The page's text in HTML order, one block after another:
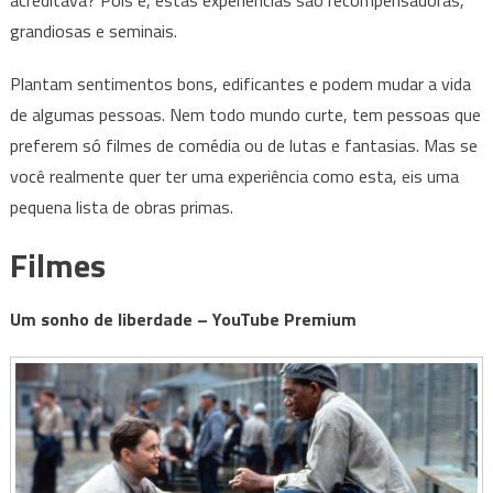
sua
vida
grandiosas e seminais.
Plantam sentimentos bons, edificantes e podem mudar a vida
de algumas pessoas. Nem todo mundo curte, tem pessoas que
preferem só filmes de comédia ou de lutas e fantasias. Mas se
você realmente quer ter uma experiência como esta, eis uma
pequena lista de obras primas.
Filmes
Um sonho de liberdade – YouTube Premium